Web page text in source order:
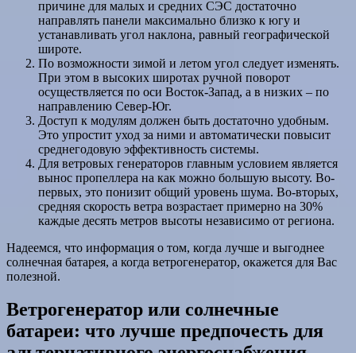
причине для малых и средних СЭС достаточно
направлять панели максимально близко к югу и
устанавливать угол наклона, равный географической
широте.
По возможности зимой и летом угол следует изменять.
При этом в высоких широтах ручной поворот
осуществляется по оси Восток-Запад, а в низких – по
направлению Север-Юг.
Доступ к модулям должен быть достаточно удобным.
Это упростит уход за ними и автоматически повысит
среднегодовую эффективность системы.
Для ветровых генераторов главным условием является
вынос пропеллера на как можно большую высоту. Во-
первых, это понизит общий уровень шума. Во-вторых,
средняя скорость ветра возрастает примерно на 30%
каждые десять метров высоты независимо от региона.
Надеемся, что информация о том, когда лучше и выгоднее
солнечная батарея, а когда ветрогенератор, окажется для Вас
полезной.
Ветрогенератор или солнечные
батареи: что лучше предпочесть для